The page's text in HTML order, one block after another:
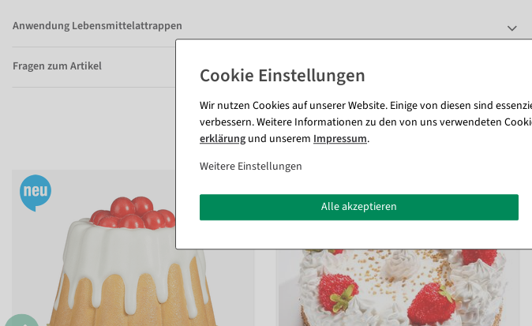
Anwendung Lebensmittelattrappen
Fragen zum Artikel
Passende Artikel
Wir nutzen Cookies auf unserer Website. Einige von diesen sind
verbessern. Weitere Informationen zu den von uns verwendeten
erklärung und unserem Impressum.
Weitere Einstellungen
Alle akzeptieren